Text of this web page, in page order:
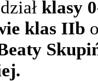
klasy
klas IIb